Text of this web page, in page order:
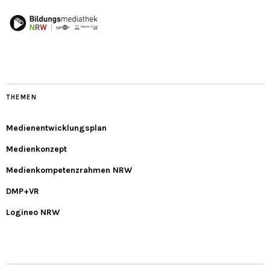
THEMEN
Medienentwicklungsplan
Medienkonzept
Medienkompetenzrahmen NRW
DMP+VR
Logineo NRW